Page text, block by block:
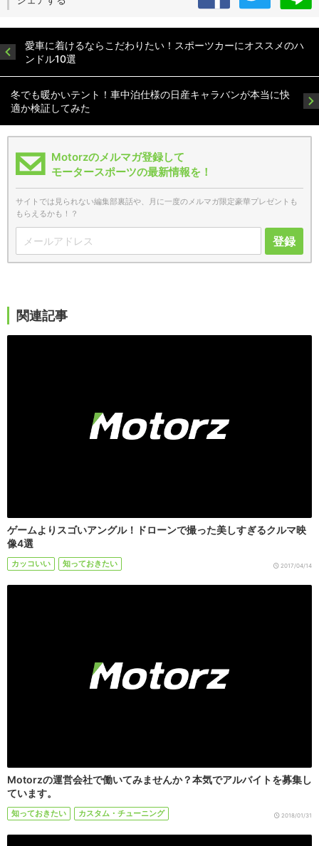
愛車に着けるならこだわりたい！スポーツカーにオススメのハ
ンドル10選
冬でも暖かいテント！車中泊仕様の日産キャラバンが本当に快
適か検証してみた
Motorzのメルマガ登録して
モータースポーツの最新情報を！
サイトでは見られない編集部裏話や、月に一度のメルマガ限定豪華プレゼントも
もらえるかも！？
登録
関連記事
ゲームよりスゴいアングル！ドローンで撮った美しすぎるクルマ映
像4選
カッコいい 知っておきたい 2017/04/14
Motorzの運営会社で働いてみませんか？本気でアルバイトを募集し
ています。
知っておきたい カスタム・チューニング 2018/01/31